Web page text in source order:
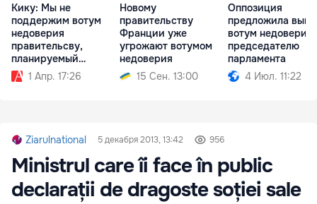
Кику: Мы не
поддержим вотум
недоверия
правительсву,
планируемый
социалистами
1 Апр. 17:26
Новому
правительству
Франции уже
угрожают вотумом
недоверия
15 Сен. 13:00
Оппозиция
предложила
вотум недоверия
председателю
парламента
4 Июл. 11:22
Ziarulnational 5 декабря 2013, 13:42 956
Ministrul care îi face în public
declarații de dragoste soției sale